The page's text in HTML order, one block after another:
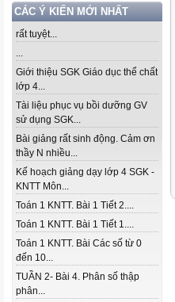
CÁC Ý KIẾN MỚI NHẤT
rất tuyệt...
...
Giới thiệu SGK Giáo dục thể chất
lớp 4...
Tài liệu phục vụ bồi dưỡng GV
sử dụng SGK...
Bài giảng rất sinh động. Cảm ơn
thầy N nhiều...
Kế hoạch giảng dạy lớp 4 SGK -
KNTT Môn...
Toán 1 KNTT. Bài 1 Tiết 2....
Toán 1 KNTT. Bài 1 Tiết 1....
Toán 1 KNTT. Bài Các số từ 0
đến 10...
TUẦN 2- Bài 4. Phân số thập
phân...